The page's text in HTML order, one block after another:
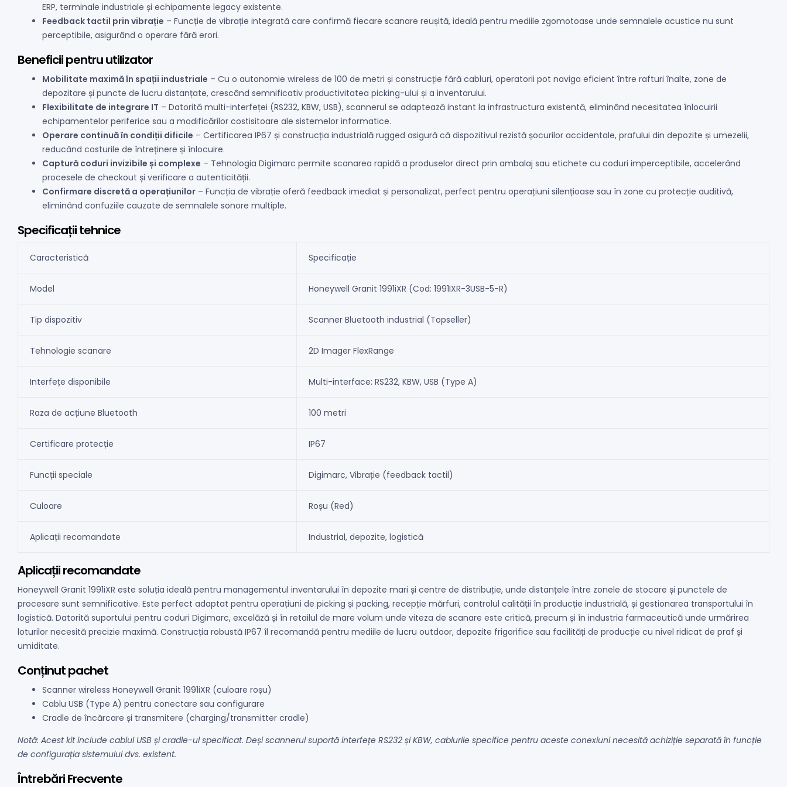
ERP, terminale industriale și echipamente legacy existente.
Feedback tactil prin vibrație – Funcție de vibrație integrată care confirmă fiecare scanare reușită, ideală pentru mediile zgomotoase unde semnalele acustice nu sunt
perceptibile, asigurând o operare fără erori.
Beneficii pentru utilizator
Mobilitate maximă în spații industriale – Cu o autonomie wireless de 100 de metri și construcție fără cabluri, operatorii pot naviga eficient între rafturi înalte, zone de
depozitare și puncte de lucru distanțate, crescând semnificativ productivitatea picking-ului și a inventarului.
Flexibilitate de integrare IT – Datorită multi-interfeței (RS232, KBW, USB), scannerul se adaptează instant la infrastructura existentă, eliminând necesitatea înlocuirii
echipamentelor periferice sau a modificărilor costisitoare ale sistemelor informatice.
Operare continuă în condiții dificile – Certificarea IP67 și construcția industrială rugged asigură că dispozitivul rezistă șocurilor accidentale, prafului din depozite și umezelii,
reducând costurile de întreținere și înlocuire.
Captură coduri invizibile și complexe – Tehnologia Digimarc permite scanarea rapidă a produselor direct prin ambalaj sau etichete cu coduri imperceptibile, accelerând
procesele de checkout și verificare a autenticității.
Confirmare discretă a operațiunilor – Funcția de vibrație oferă feedback imediat și personalizat, perfect pentru operațiuni silențioase sau în zone cu protecție auditivă,
eliminând confuziile cauzate de semnalele sonore multiple.
Specificații tehnice
Caracteristică Specificație
Model Honeywell Granit 1991iXR (Cod: 1991IXR-3USB-5-R)
Tip dispozitiv Scanner Bluetooth industrial (Topseller)
Tehnologie scanare 2D Imager FlexRange
Interfețe disponibile Multi-interface: RS232, KBW, USB (Type A)
Raza de acțiune Bluetooth 100 metri
Certificare protecție IP67
Funcții speciale Digimarc, Vibrație (feedback tactil)
Culoare Roșu (Red)
Aplicații recomandate Industrial, depozite, logistică
Aplicații recomandate
Honeywell Granit 1991iXR este soluția ideală pentru managementul inventarului în depozite mari și centre de distribuție, unde distanțele între zonele de stocare și punctele de
procesare sunt semnificative. Este perfect adaptat pentru operațiuni de picking și packing, recepție mărfuri, controlul calității în producție industrială, și gestionarea transportului în
logistică. Datorită suportului pentru coduri Digimarc, excelăză și în retailul de mare volum unde viteza de scanare este critică, precum și în industria farmaceutică unde urmărirea
loturilor necesită precizie maximă. Construcția robustă IP67 îl recomandă pentru mediile de lucru outdoor, depozite frigorifice sau facilități de producție cu nivel ridicat de praf și
umiditate.
Conținut pachet
Scanner wireless Honeywell Granit 1991iXR (culoare roșu)
Cablu USB (Type A) pentru conectare sau configurare
Cradle de încărcare și transmitere (charging/transmitter cradle)
Notă: Acest kit include cablul USB și cradle-ul specificat. Deși scannerul suportă interfețe RS232 și KBW, cablurile specifice pentru aceste conexiuni necesită achiziție separată în funcție
de configurația sistemului dvs. existent.
Întrebări Frecvente